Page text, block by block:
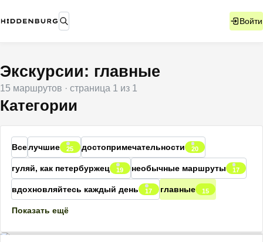
Войти
Экскурсии: главные
15 маршрутов · страница 1 из 1
Категории
Вселучшие 25 достопримечательности 20
гуляй, как петербуржец 19 необычные маршруты 17
вдохновляйтесь каждый день 17 главные 15
Показать ещё